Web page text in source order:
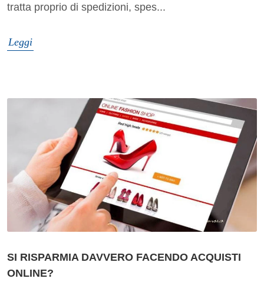
tratta proprio di spedizioni, spes...
Leggi
SI RISPARMIA DAVVERO FACENDO ACQUISTI
ONLINE?